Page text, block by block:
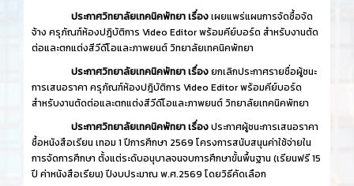
ประกาศวิทยาลัยเทคนิคพัทยา เรื่องเผยแพร่แผนการจัดซื้อจัด
จ้าง ครุภัณฑ์ห้องปฎิบัติการ Video Editor พร้อมคีย์บอร์ด สำหรับงานตัด
ต่อและตกแต่งสีวีดีโอและภาพยนต์ วิทยาลัยเทคนิคพัทยา
ประกาศวิทยาลัยเทคนิคพัทยา เรื่องยกเลิกประกาศรายชื่อผู้ชนะ
การเสนอราคา ครุภัณฑ์ห้องปฎิบัติการ Video Editor พร้อมคีย์บอร์ด
สำหรับงานตัดต่อและตกแต่งสีวีดีโอและภาพยนต์ วิทยาลัยเทคนิคพัทยา
ประกาศวิทยาลัยเทคนิคพัทยา เรื่องประกาศผู้ชนะการเสนอราคา
ซื้อหนังสือเรียน เทอม 1 ปีการศึกษา 2569 โครงการสนับสนุนค่าใช้จ่ายใน
การจัดการศึกษา ตั้งแต่ระดับอนุบาลจนจบการศึกษาขั้นพื้นฐาน (เรียนฟรี 15
ปี ค่าหนังสือเรียน) ปีงบประมาณ พ.ศ.2569 โดยวิธีคัดเลือก